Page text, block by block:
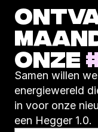
ONZE
Samen willen
energiewereld
in voor onze
een Hegger 1.0.